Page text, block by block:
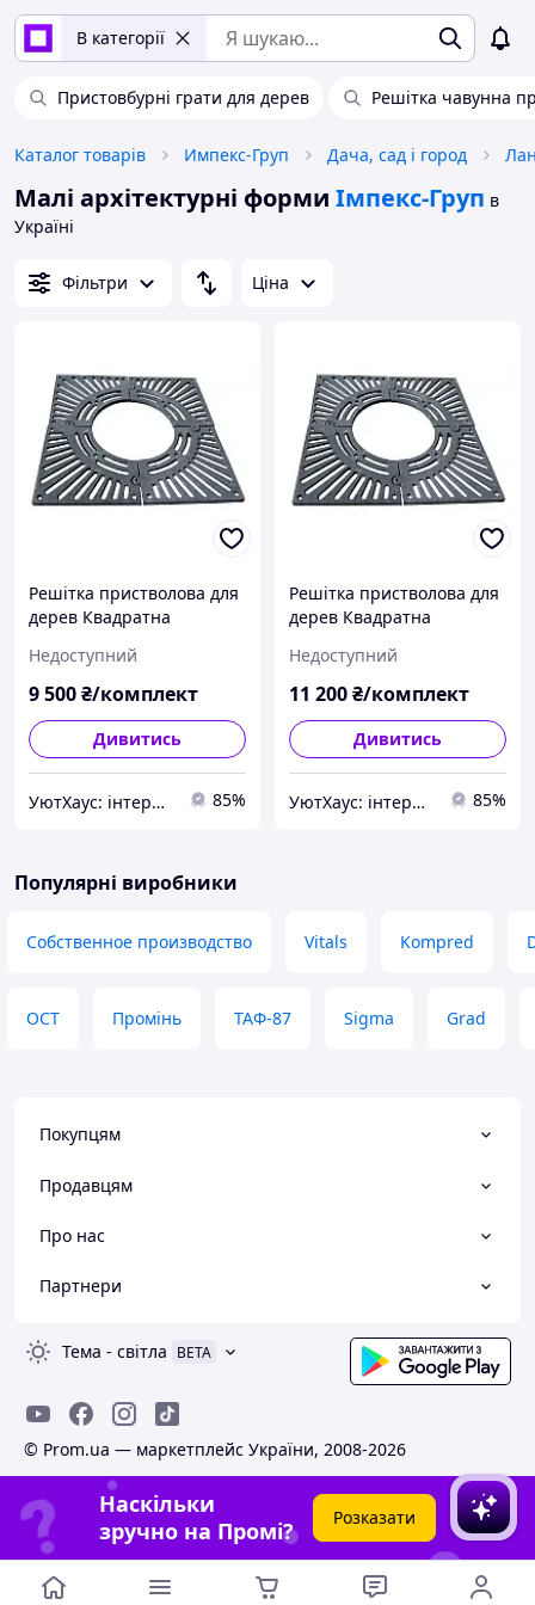
В категорії
Пристовбурні грати для дерев Решітка чавунна
Каталог товарів Импекс-Груп Дача, сад і город
Малі архітектурні форми Імпекс-Груп в
Україні
Фільтри Ціна
Решітка пристволова для
дерев Квадратна
Недоступний
9 500₴/комплект
Дивитись
УютХаус: інтернет-магазин меблів 85%
Решітка пристволова для
дерев Квадратна
Недоступний
11 200₴/комплект
Дивитись
УютХаус: інтернет-магазин меблів 85%
Популярні виробники
Собственное производство Vitals Kompred
ОСТ Промінь ТАФ-87 Sigma Grad
Покупцям
Продавцям
Про нас
Партнери
Тема - світла BETA
© Prom.ua — маркетплейс України, 2008-2026
Наскільки
зручно на Промі?
Розказати